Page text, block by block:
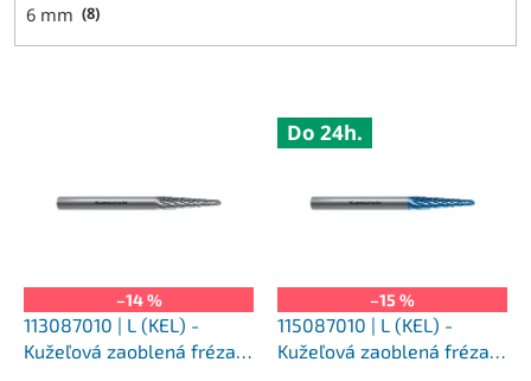
6 mm 8
–14 %
113087010 | L (KEL) -
Kužeľová zaoblená fréza
Do 24h.
–15 %
115087010 | L (KEL) -
Kužeľová zaoblená fréza